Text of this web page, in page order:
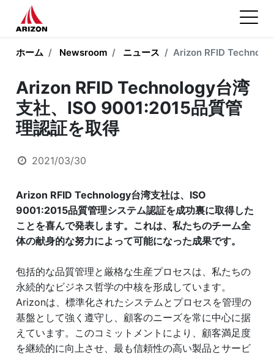
ホーム Newsroom ニュース Arizon RFID
Arizon RFID Technology台湾
支社、ISO 9001:2015品質管
理認証を取得
2021/03/30
Arizon RFID Technology台湾支社は、ISO
9001:2015品質管理システム認証を成功裏に取得した
ことを喜んで発表します。これは、私たちのチーム全
体の献身的な努力によって可能になった成果です。
包括的な品質管理と厳格な生産プロセスは、私たちの
永続的なビジネス哲学の中核を形成しています。
Arizonは、標準化されたシステムとプロセスを管理の
基盤として強く遵守し、顧客のニーズを常に中心に据
えています。このコミットメントにより、顧客満足度
を継続的に向上させ、最も信頼性の高い製品とサービ